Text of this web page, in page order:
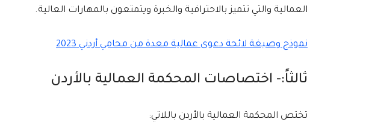
العمالية والتي تتميز بالاحترافية والخبرة ويتمتعون بالمهارات العالية.
نموذج وصيغة لائحة دعوى عمالية معدة من محامي أردني 2023
ثالثاً:- اختصاصات المحكمة العمالية بالأردن
تختص المحكمة العمالية بالأردن باللاتي: